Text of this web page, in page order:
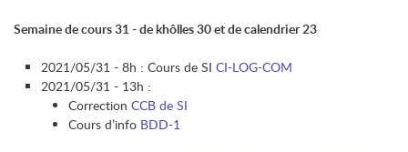
Semaine de cours 31 - de khôlles 30 et de calendrier 23
2021/05/31 - 8h : Cours de SI CI-LOG-COM
2021/05/31 - 13h :
Correction CCB de SI
Cours d’info BDD-1